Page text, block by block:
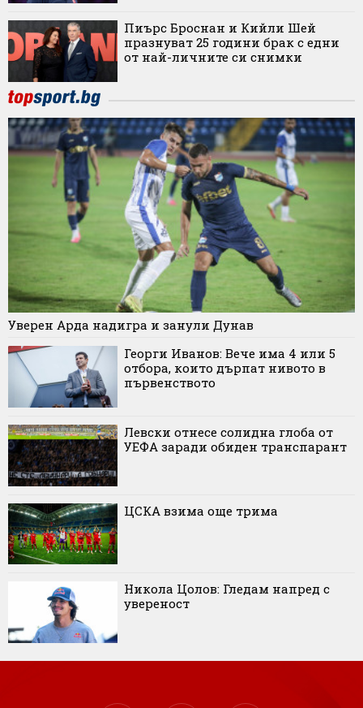
Пиърс Броснан и Кийли Шей
празнуват 25 години брак с едни
от най-личните си снимки
Уверен Арда надигра и занули Дунав
Георги Иванов: Вече има 4 или 5
отбора, които дърпат нивото в
първенството
Левски отнесе солидна глоба от
УЕФА заради обиден транспарант
ЦСКА взима още трима
Никола Цолов: Гледам напред с
увереност